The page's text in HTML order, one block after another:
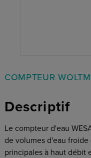
COMPTEUR
Descriptif
Le compteur d'eau
de volumes d'eau froide
principales à haut débit